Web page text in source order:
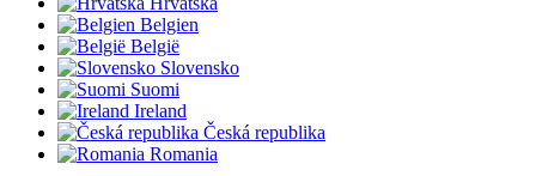
Belgien
België
Slovensko
Suomi
Ireland
Česká republika
Romania